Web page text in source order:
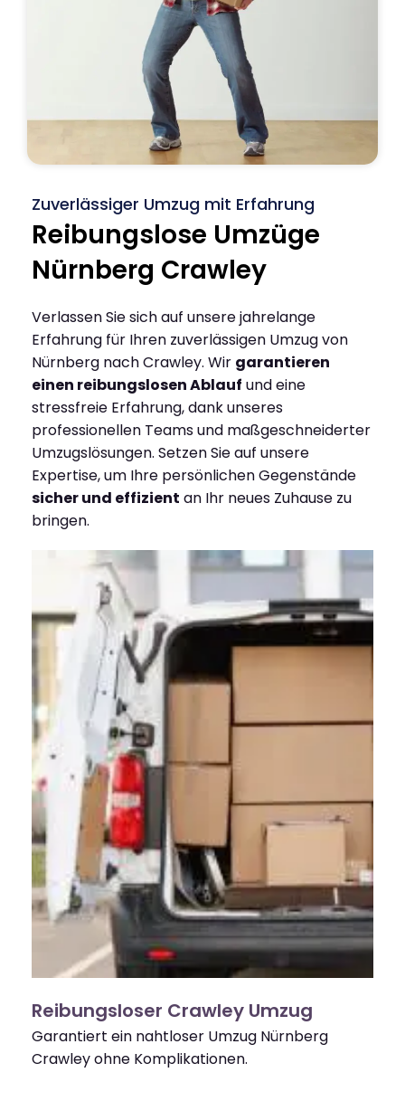
Zuverlässiger Umzug mit Erfahrung
Reibungslose Umzüge
Nürnberg Crawley
Verlassen Sie sich auf unsere jahrelange
Erfahrung für Ihren zuverlässigen Umzug von
Nürnberg nach Crawley. Wir garantieren
einen reibungslosen Ablauf und eine
stressfreie Erfahrung, dank unseres
professionellen Teams und maßgeschneiderter
Umzugslösungen. Setzen Sie auf unsere
Expertise, um Ihre persönlichen Gegenstände
sicher und effizient an Ihr neues Zuhause zu
bringen.
Reibungsloser Crawley Umzug
Garantiert ein nahtloser Umzug Nürnberg
Crawley ohne Komplikationen.